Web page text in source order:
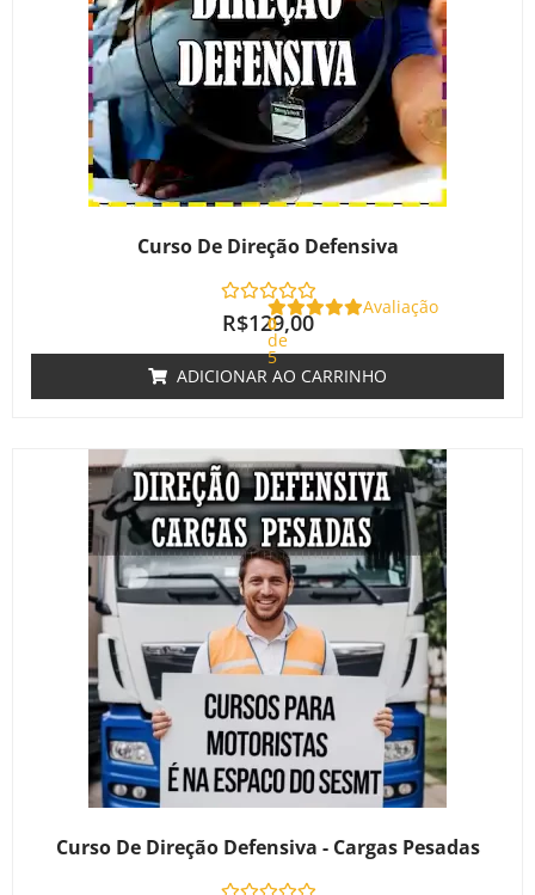
Curso De Direção Defensiva
Avaliação
0
de
5
R$129,00
ADICIONAR AO CARRINHO
Curso De Direção Defensiva - Cargas Pesadas